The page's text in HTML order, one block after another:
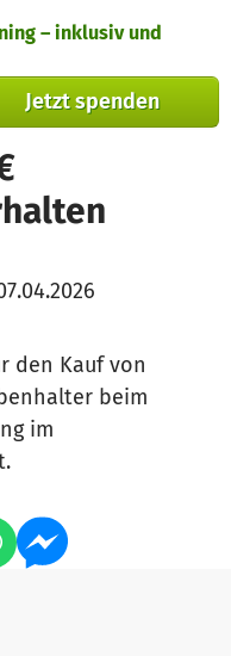
– inklusiv und
Jetzt spenden
den Kauf von
beim
im